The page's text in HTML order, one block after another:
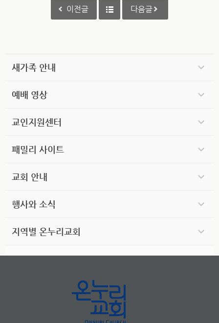
이전글 다음글
새가족 안내
예배 영상
교인지원센터
패밀리 사이트
교회 안내
행사와 소식
지역별 온누리교회